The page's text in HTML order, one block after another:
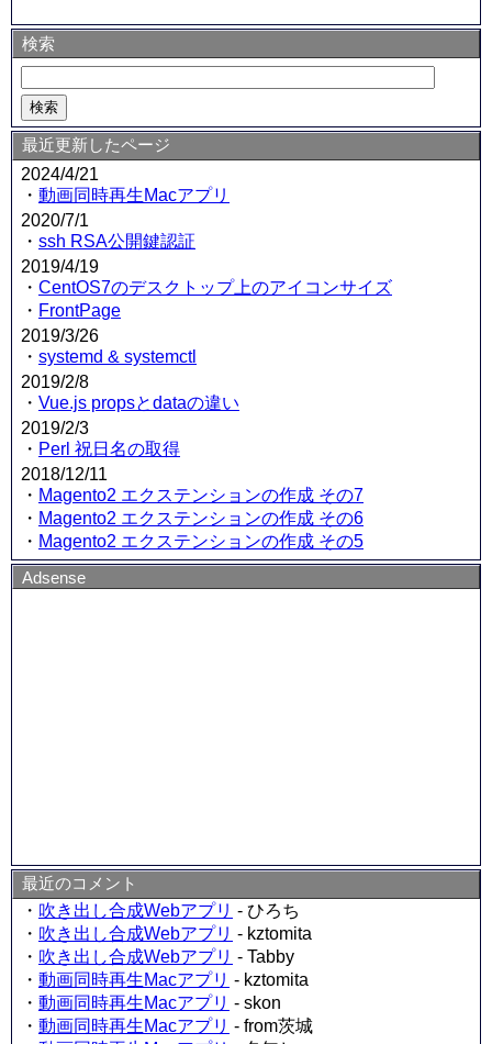
検索
最近更新したページ
2024/4/21
・ 動画同時再生Macアプリ
2020/7/1
・ ssh RSA公開鍵認証
2019/4/19
・ CentOS7のデスクトップ上のアイコンサイズ
・ FrontPage
2019/3/26
・ systemd & systemctl
2019/2/8
・ Vue.js propsとdataの違い
2019/2/3
・ Perl 祝日名の取得
2018/12/11
・ Magento2 エクステンションの作成 その7
・ Magento2 エクステンションの作成 その6
・ Magento2 エクステンションの作成 その5
Adsense
最近のコメント
・ 吹き出し合成Webアプリ - ひろち
・ 吹き出し合成Webアプリ - kztomita
・ 吹き出し合成Webアプリ - Tabby
・ 動画同時再生Macアプリ - kztomita
・ 動画同時再生Macアプリ - skon
・ 動画同時再生Macアプリ - from茨城